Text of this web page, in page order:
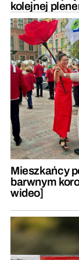
kolejnej
Mieszkańcy
barwnym
wideo]